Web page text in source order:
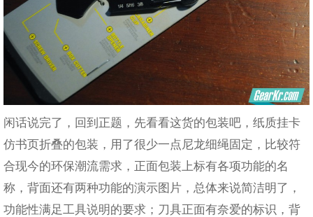
闲话说完了，回到正题，先看看这货的包装吧，纸质挂卡
仿书页折叠的包装，用了很少一点尼龙细绳固定，比较符
合现今的环保潮流需求，正面包装上标有各项功能的名
称，背面还有两种功能的演示图片，总体来说简洁明了，
功能性满足工具说明的要求；刀具正面有奈爱的标识，背